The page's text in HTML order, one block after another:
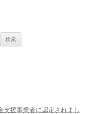
支援事業者に認定されまし